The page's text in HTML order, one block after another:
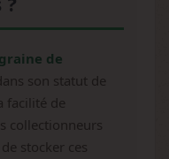
graine de
son statut de
facilité de
collectionneurs
stocker ces